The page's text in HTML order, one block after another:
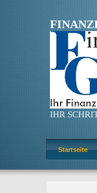
IHR
Startseite